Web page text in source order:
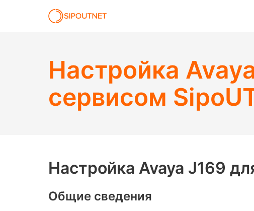
Настройка
сервисом
Настройка Avaya J169
Общие сведения